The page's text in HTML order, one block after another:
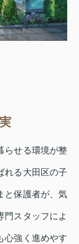
らせる環境が整
れる大田区の子
と保護者が、気
門スタッフによ
心強く進めやす